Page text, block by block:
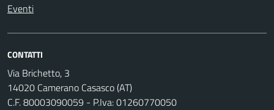
Eventi
CONTATTI
Via Brichetto, 3
14020 Camerano Casasco (AT)
C.F. 80003090059 - P.Iva: 01260770050